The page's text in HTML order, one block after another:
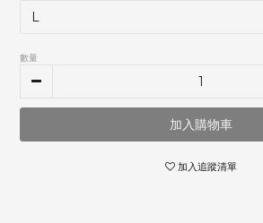
數量
加入購物車
加入追蹤清單